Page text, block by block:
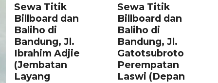
Sewa Titik
Billboard dan
Baliho di
Bandung, Jl.
Ibrahim Adjie
(Jembatan
Layang
Sewa Titik
Billboard dan
Baliho di
Bandung, Jl.
Gatotsubroto
Perempatan
Laswi (Depan